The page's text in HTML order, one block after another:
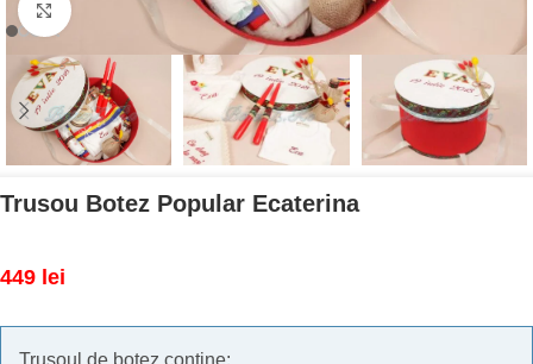
Mărește imaginea
Trusou Botez Popular Ecaterina
449 lei
Trusoul de botez contine: